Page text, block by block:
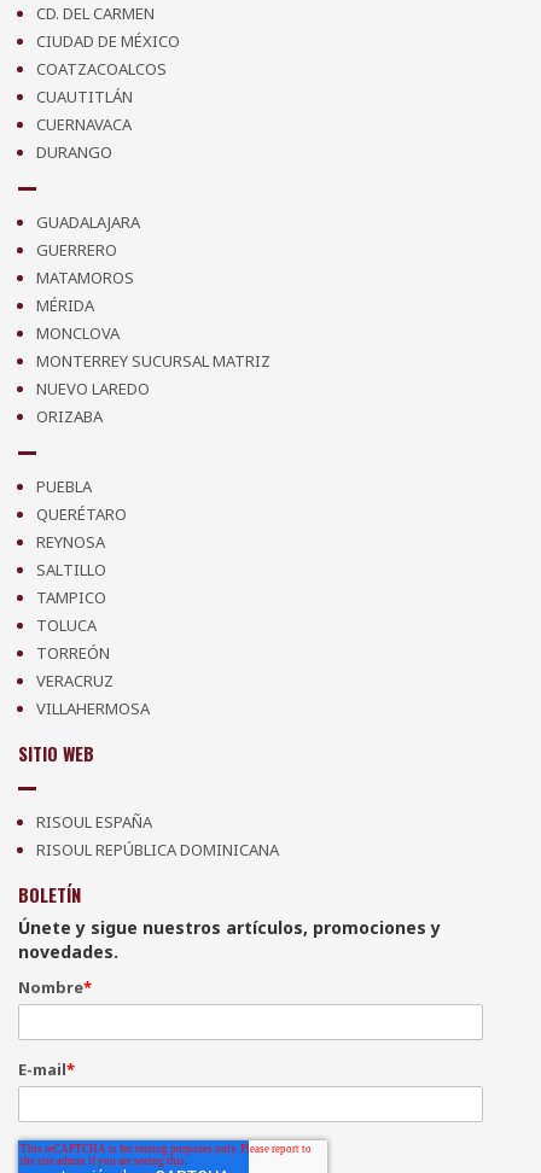
CD. DEL CARMEN
CIUDAD DE MÉXICO
COATZACOALCOS
CUAUTITLÁN
CUERNAVACA
DURANGO
GUADALAJARA
GUERRERO
MATAMOROS
MÉRIDA
MONCLOVA
MONTERREY SUCURSAL MATRIZ
NUEVO LAREDO
ORIZABA
PUEBLA
QUERÉTARO
REYNOSA
SALTILLO
TAMPICO
TOLUCA
TORREÓN
VERACRUZ
VILLAHERMOSA
SITIO WEB
RISOUL ESPAÑA
RISOUL REPÚBLICA DOMINICANA
BOLETÍN
Únete y sigue nuestros artículos, promociones y
novedades.
Nombre*
E-mail*